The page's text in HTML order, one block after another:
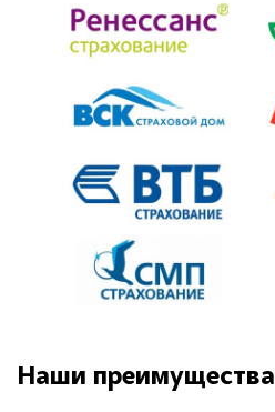
Наши преимущества